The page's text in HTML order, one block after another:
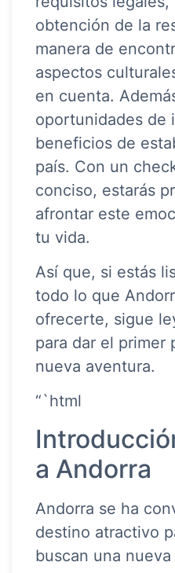
obtención de la
manera de
aspectos
en cuenta.
oportunidades de
beneficios de
país. Con un
conciso, estarás
afrontar este
tu vida.
Así que, si estás
todo lo que
ofrecerte, sigue
para dar el primer
nueva aventura.
“`html
a Andorra
Andorra se ha
destino atractivo
buscan una